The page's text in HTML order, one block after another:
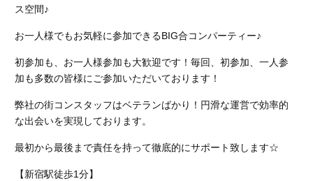
ス空間♪
お一人様でもお気軽に参加できるBIG合コンパーティー♪
初参加も、お一人様参加も大歓迎です！毎回、初参加、一人参
加も多数の皆様にご参加いただいております！
弊社の街コンスタッフはベテランばかり！円滑な運営で効率的
な出会いを実現しております。
最初から最後まで責任を持って徹底的にサポート致します☆
【新宿駅徒歩1分】